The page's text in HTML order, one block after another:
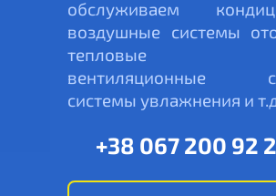
обслуживаем
воздушные системы
тепловые
вентиляционные
системы увлажнения и
+38 067 200 92